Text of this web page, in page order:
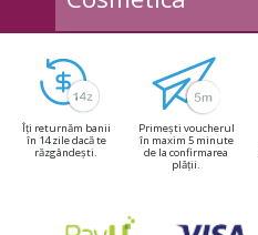
Îți returnăm banii
în 14 zile dacă te
răzgândești.
Primești voucherul
în maxim 5 minute
de la confirmarea
plății.